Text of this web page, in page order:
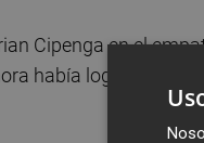
Cipenga en el
había logrado en